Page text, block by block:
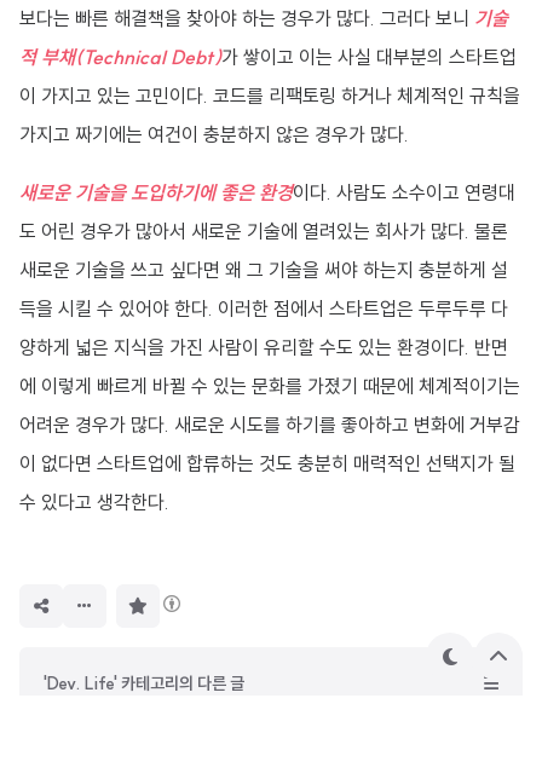
보다는 빠른 해결책을 찾아야 하는 경우가 많다. 그러다 보니 기술
적 부채(Technical Debt)가 쌓이고 이는 사실 대부분의 스타트업
이 가지고 있는 고민이다. 코드를 리팩토링 하거나 체계적인 규칙을
가지고 짜기에는 여건이 충분하지 않은 경우가 많다.
새로운 기술을 도입하기에 좋은 환경이다. 사람도 소수이고 연령대
도 어린 경우가 많아서 새로운 기술에 열려있는 회사가 많다. 물론
새로운 기술을 쓰고 싶다면 왜 그 기술을 써야 하는지 충분하게 설
득을 시킬 수 있어야 한다. 이러한 점에서 스타트업은 두루두루 다
양하게 넓은 지식을 가진 사람이 유리할 수도 있는 환경이다. 반면
에 이렇게 빠르게 바뀔 수 있는 문화를 가졌기 때문에 체계적이기는
어려운 경우가 많다. 새로운 시도를 하기를 좋아하고 변화에 거부감
이 없다면 스타트업에 합류하는 것도 충분히 매력적인 선택지가 될
수 있다고 생각한다.
'Dev. Life' 카테고리의 다른 글
테
상
단